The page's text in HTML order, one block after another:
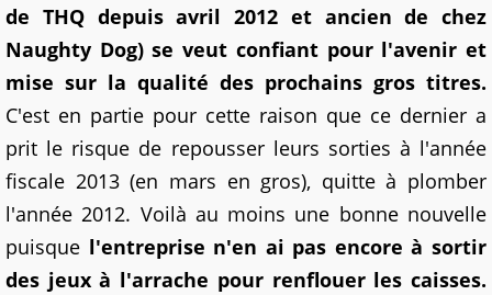
de THQ depuis avril 2012 et ancien de chez
Naughty Dog) se veut confiant pour l'avenir et
mise sur la qualité des prochains gros titres.
C'est en partie pour cette raison que ce dernier a
prit le risque de repousser leurs sorties à l'année
fiscale 2013 (en mars en gros), quitte à plomber
l'année 2012. Voilà au moins une bonne nouvelle
puisque l'entreprise n'en ai pas encore à sortir
des jeux à l'arrache pour renflouer les caisses.